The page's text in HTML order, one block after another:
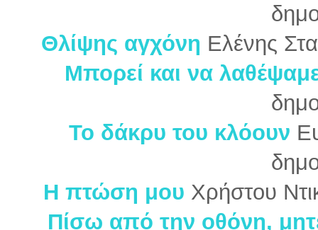
Θλίψης αγχόνη Ελένης
Μπορεί και να
Το δάκρυ του κλόουν
Η πτώση μου Χρήστου
Πίσω από την οθόνη,